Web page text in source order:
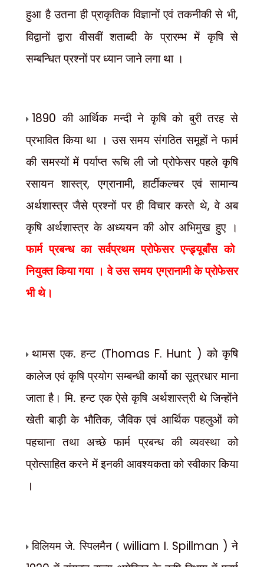
हुआ है उतना ही प्राकृतिक विज्ञानों एवं तकनीकी से भी,
विद्वानों द्वारा वीसवीं शताब्दी के प्रारम्भ में कृषि से
सम्बन्धित प्रश्नों पर ध्यान जाने लगा था ।
1890 की आर्थिक मन्दी ने कृषि को बुरी तरह से
प्रभावित किया था । उस समय संगठित समूहों ने फार्म
की समस्यों में पर्याप्त रूचि ली जो प्रोफेसर पहले कृषि
रसायन शास्त्र,एग्रानामी,हार्टीकल्चर एवं सामान्य
अर्थशास्त्र जैसे प्रश्नों पर ही विचार करते थे,वे अब
कृषि अर्थशास्त्र के अध्ययन की ओर अभिमुख हुए ।
फार्म प्रबन्ध का सर्वप्रथम प्रोफेसर एन्ड्र्यूबाँस को
नियुक्त किया गया । वे उस समय एग्रानामी के प्रोफेसर
भी थे।
थामस एक. हन्ट (Thomas F. Hunt )को कृषि
कालेज एवं कृषि प्रयोग सम्बन्धी कार्यो का सूत्रधार माना
जाता है। मि. हन्ट एक ऐसे कृषि अर्थशास्त्री थे जिन्होंने
खेती बाड़ी के भौतिक,जैविक एवं आर्थिक पहलुओं को
पहचाना तथा अच्छे फार्म प्रबन्ध की व्यवस्था को
प्रोत्साहित करने में इनकी आवश्यकता को स्वीकार किया
।
विलियम जे. स्पिलमैन ( william I. Spillman )ने